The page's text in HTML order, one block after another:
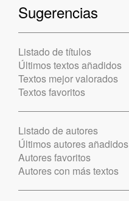
Sugerencias
Listado de títulos
Últimos textos añadidos
Textos mejor valorados
Textos favoritos
Listado de autores
Últimos autores añadidos
Autores favoritos
Autores con más textos